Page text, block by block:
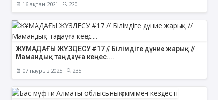
16 ақпан 2021 220
ЖҰМАДАҒЫ ЖҮЗДЕСУ #17 // Білімдіге дүние жарық //
Мамандық таңдауға кеңес....
07 наурыз 2025 235